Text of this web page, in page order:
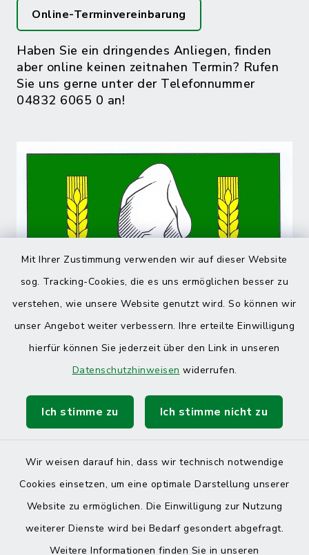
Mit Ihrer Zustimmung verwenden wir auf dieser Website
sog. Tracking-Cookies, die es uns ermöglichen besser zu
verstehen, wie unsere Website genutzt wird. So können wir
unser Angebot weiter verbessern. Ihre erteilte Einwilligung
hierfür können Sie jederzeit über den Link in unseren
Datenschutzhinweisen widerrufen.
Ich stimme zu Ich stimme nicht zu
Wir weisen darauf hin, dass wir technisch notwendige
Cookies einsetzen, um eine optimale Darstellung unserer
Website zu ermöglichen. Die Einwilligung zur Nutzung
weiterer Dienste wird bei Bedarf gesondert abgefragt.
Weitere Informationen finden Sie in unseren
Online-Terminvereinbarung
Haben Sie ein dringendes Anliegen, finden
aber online keinen zeitnahen Termin? Rufen
Sie uns gerne unter der Telefonnummer
04832 6065 0 an!